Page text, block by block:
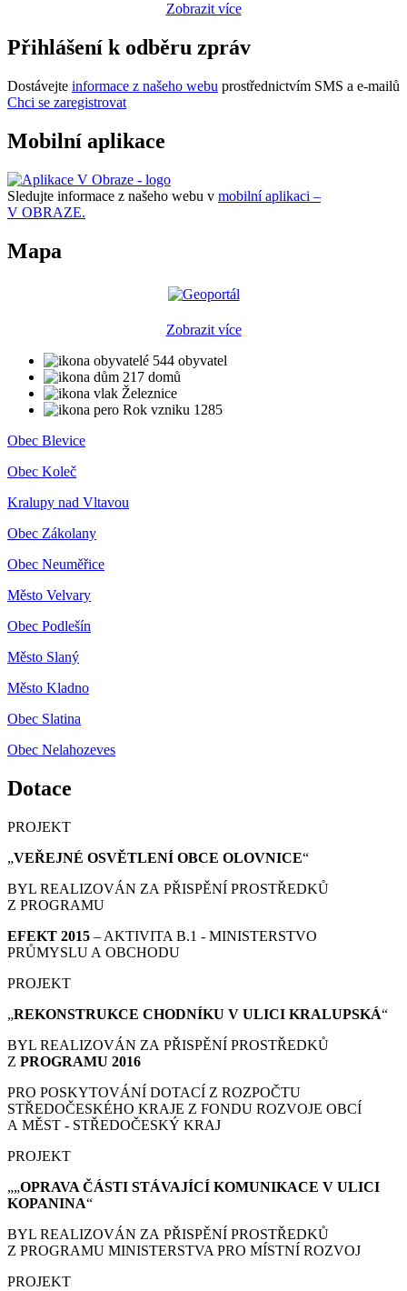
Zobrazit více
Přihlášení k odběru zpráv
Dostávejte informace z našeho webu prostřednictvím SMS a e-mailů
Chci se zaregistrovat
Mobilní aplikace
Sledujte informace z našeho webu v mobilní aplikaci –
V OBRAZE.
Mapa
Zobrazit více
544 obyvatel
217 domů
Železnice
Rok vzniku 1285
Obec Blevice
Obec Koleč
Kralupy nad Vltavou
Obec Zákolany
Obec Neuměřice
Město Velvary
Obec Podlešín
Město Slaný
Město Kladno
Obec Slatina
Obec Nelahozeves
Dotace
PROJEKT
„VEŘEJNÉ OSVĚTLENÍ OBCE OLOVNICE“
BYL REALIZOVÁN ZA PŘISPĚNÍ PROSTŘEDKŮ
Z PROGRAMU
EFEKT 2015 – AKTIVITA B.1 - MINISTERSTVO
PRŮMYSLU A OBCHODU
PROJEKT
„REKONSTRUKCE CHODNÍKU V ULICI KRALUPSKÁ“
BYL REALIZOVÁN ZA PŘISPĚNÍ PROSTŘEDKŮ
Z PROGRAMU 2016
PRO POSKYTOVÁNÍ DOTACÍ Z ROZPOČTU
STŘEDOČESKÉHO KRAJE Z FONDU ROZVOJE OBCÍ
A MĚST - STŘEDOČESKÝ KRAJ
PROJEKT
„„OPRAVA ČÁSTI STÁVAJÍCÍ KOMUNIKACE V ULICI
KOPANINA“
BYL REALIZOVÁN ZA PŘISPĚNÍ PROSTŘEDKŮ
Z PROGRAMU MINISTERSTVA PRO MÍSTNÍ ROZVOJ
PROJEKT